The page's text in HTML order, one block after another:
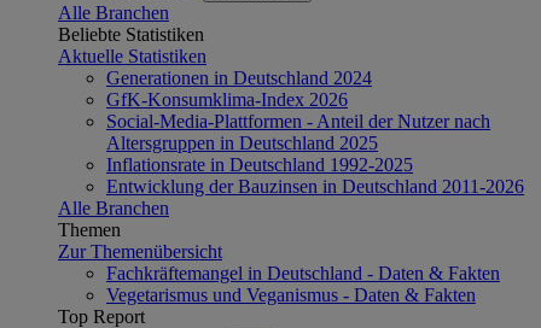
Alle Branchen
Beliebte Statistiken
Aktuelle Statistiken
Generationen in Deutschland 2024
GfK-Konsumklima-Index 2026
Social-Media-Plattformen - Anteil der Nutzer nach
Altersgruppen in Deutschland 2025
Inflationsrate in Deutschland 1992-2025
Entwicklung der Bauzinsen in Deutschland 2011-2026
Alle Branchen
Themen
Zur Themenübersicht
Fachkräftemangel in Deutschland - Daten & Fakten
Vegetarismus und Veganismus - Daten & Fakten
Top Report